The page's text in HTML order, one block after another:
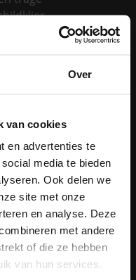
Over
van cookies
en advertenties te
media te bieden
Ook delen we
site met onze
en analyse. Deze
met andere
of die ze hebben
van hun services.
Is een kerstboom
kat naar een
brengen
kater laten